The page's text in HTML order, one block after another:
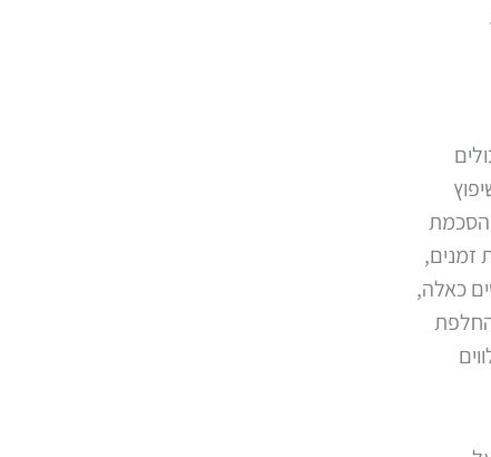
הסכמת
זמנים,
כאלה,
החלפת